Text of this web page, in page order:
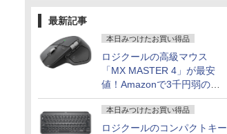
最新記事
本日みつけたお買い得品
ロジクールの高級マウス
「MX MASTER 4」が最安
値！Amazonで3千円弱の割
引
本日みつけたお買い得品
ロジクールのコンパクトキー